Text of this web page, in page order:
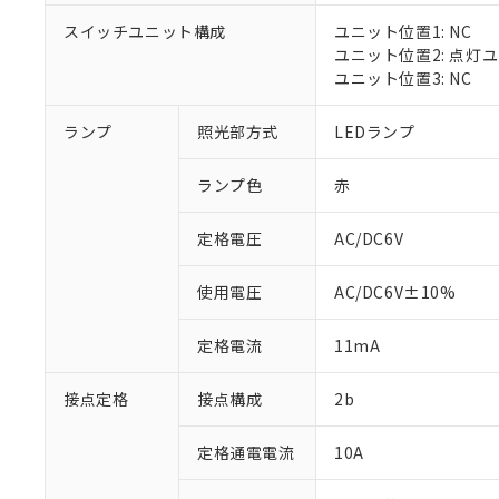
スイッチユニット構成
ユニット位置1: NC
ユニット位置2: 点灯
ユニット位置3: NC
ランプ 照光部方式 LEDランプ
ランプ色 赤
定格電圧 AC/DC6V
使用電圧 AC/DC6V±10%
定格電流 11mA
接点定格 接点構成 2b
定格通電電流 10A
ご利用条件
以下の条件をお読
当社制御機
在庫状況お
のであり、
い。
当社販売員
ている必要
対応予定：EU
対応予定なし：
調査・確認中：
非該当品：ライセ
仕入先様の事情に
があります。
六価クロム(Cr(Ⅵ))
ル（DBP） 1000ppm
但し、RoHS指令で産業
フタル酸エステル類の
※2 対応予定月
※1 中国
「－」：未確認で
*中国RoHS10物質の基
Pb(鉛) :1000ppm、 Hg(
Cr(Ⅵ)(六価クロム) :
DBP(フタル酸ジブチル
「ｅ」：有害物質
う）を輸出
などの必要な
ます。
当社は貴社
当社は、貴
記
号
○ 一定数
△ 一定数
－
在庫な